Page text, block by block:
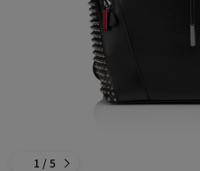
1 / 5